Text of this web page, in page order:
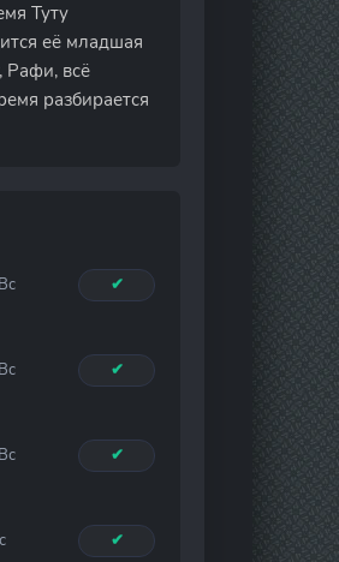
Туту
её младшая
Рафи, всё
разбирается
✔
✔
✔
✔